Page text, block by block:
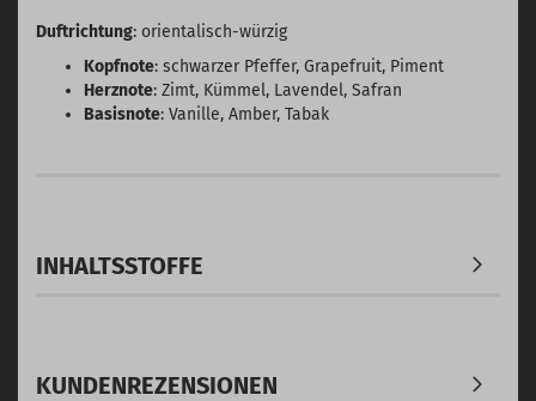
Duftrichtung: orientalisch-würzig
Kopfnote: schwarzer Pfeffer, Grapefruit, Piment
Herznote: Zimt, Kümmel, Lavendel, Safran
Basisnote: Vanille, Amber, Tabak
INHALTSSTOFFE
KUNDENREZENSIONEN